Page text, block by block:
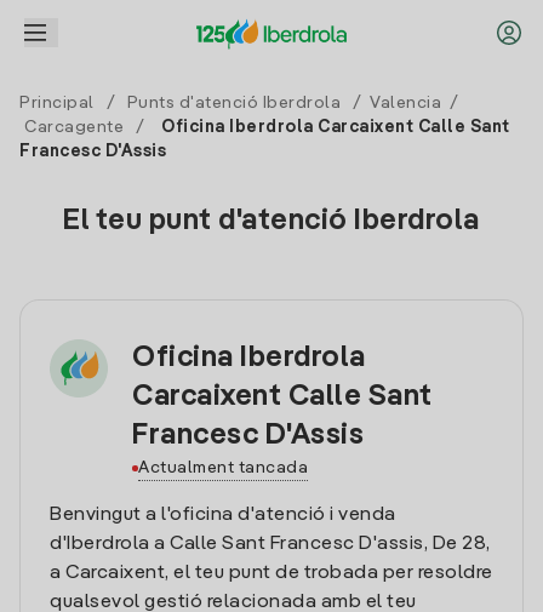
Principal / Punts d'atenció Iberdrola / Valencia
/
Carcagente
/
Oficina Iberdrola Carcaixent Calle Sant
Francesc D'Assis
El teu punt d'atenció Iberdrola
Oficina Iberdrola
Carcaixent Calle Sant
Francesc D'Assis
Actualment tancada
Benvingut a l'oficina d'atenció i venda
d'Iberdrola a Calle Sant Francesc D'assis, De 28,
a Carcaixent, el teu punt de trobada per resoldre
qualsevol gestió relacionada amb el teu